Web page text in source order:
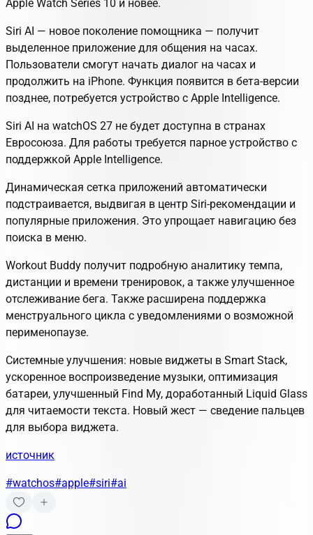
Apple Watch Series 10 и новее.
Siri AI — новое поколение помощника — получит
выделенное приложение для общения на часах.
Пользователи смогут начать диалог на часах и
продолжить на iPhone. Функция появится в бета-версии
позднее, потребуется устройство с Apple Intelligence.
Siri AI на watchOS 27 не будет доступна в странах
Евросоюза. Для работы требуется парное устройство с
поддержкой Apple Intelligence.
Динамическая сетка приложений автоматически
подстраивается, выдвигая в центр Siri-рекомендации и
популярные приложения. Это упрощает навигацию без
поиска в меню.
Workout Buddy получит подробную аналитику темпа,
дистанции и времени тренировок, а также улучшенное
отслеживание бега. Также расширена поддержка
менструального цикла с уведомлениями о возможной
перименопаузе.
Системные улучшения: новые виджеты в Smart Stack,
ускоренное воспроизведение музыки, оптимизация
батареи, улучшенный Find My, доработанный Liquid Glass
для читаемости текста. Новый жест — сведение пальцев
для выбора виджета.
источник
#watchos#apple#siri#ai